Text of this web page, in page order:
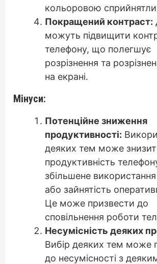
кольоровою
Покращений контраст:
можуть підвищити
телефону, що полегшує
розрізнення та
на екрані.
Мінуси:
Потенційне зниження
продуктивності:
деяких тем може
продуктивність
збільшене
або зайнятість
Це може призвести до
сповільнення роботи
Несумісність деяких
Вибір деяких тем може
до несумісності з